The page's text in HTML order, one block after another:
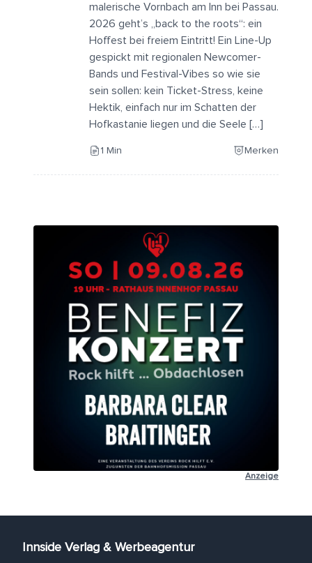
malerische Vornbach am Inn bei Passau.
2026 geht’s „back to the roots“: ein
Hoffest bei freiem Eintritt! Ein Line-Up
gespickt mit regionalen Newcomer-
Bands und Festival-Vibes so wie sie
sein sollen: kein Ticket-Stress, keine
Hektik, einfach nur im Schatten der
Hofkastanie liegen und die Seele […]
1 Min Merken
Anzeige
Innside Verlag & Werbeagentur